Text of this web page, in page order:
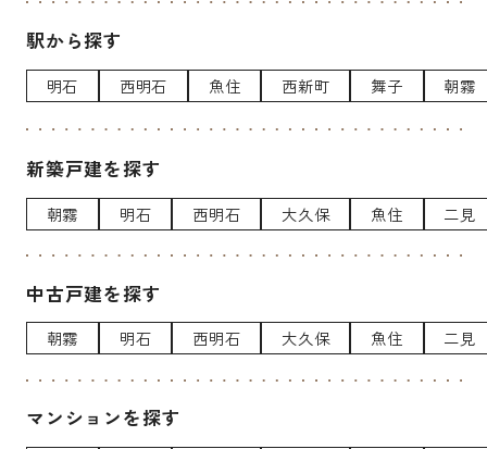
駅から探す
明石 西明石 魚住 西新町 舞子 朝霧
新築戸建を探す
朝霧 明石 西明石 大久保 魚住 二見
中古戸建を探す
朝霧 明石 西明石 大久保 魚住 二見
マンションを探す